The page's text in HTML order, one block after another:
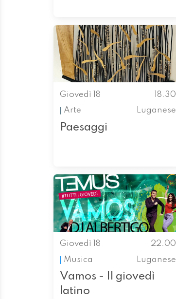
Giovedì 18
18.30
Arte
Luganese
Paesaggi
Giovedì 18
22.00
Musica
Luganese
Vamos - Il giovedì
latino